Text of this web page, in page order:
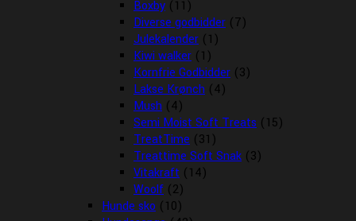
Boxby (11)
Diverse godbidder (7)
Julekalender (1)
Kiwi walker (1)
Kornfrie Godbidder (3)
Lakse Krønch (4)
Mush (4)
Semi Moist Soft Treats (15)
TreatTime (31)
Treattime Soft Snak (3)
Vitakraft (14)
Woolf (2)
Hunde sko (10)